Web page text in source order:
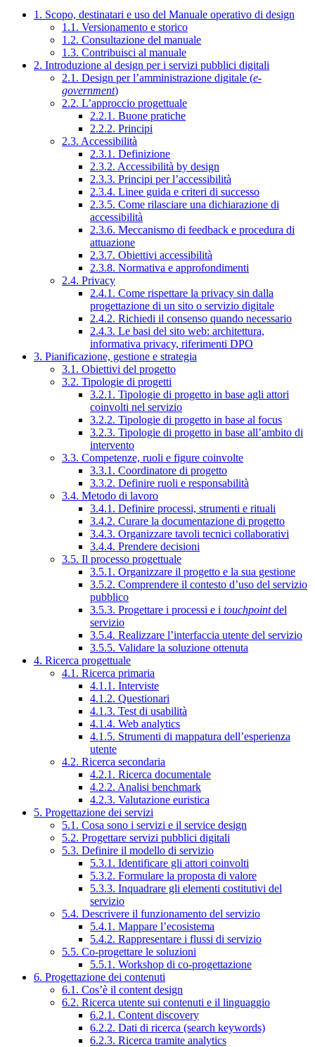
1. Scopo, destinatari e uso del Manuale operativo di design
1.1. Versionamento e storico
1.2. Consultazione del manuale
1.3. Contribuisci al manuale
2. Introduzione al design per i servizi pubblici digitali
2.1. Design per l’amministrazione digitale (e-
government)
2.2. L’approccio progettuale
2.2.1. Buone pratiche
2.2.2. Principi
2.3. Accessibilità
2.3.1. Definizione
2.3.2. Accessibilità by design
2.3.3. Principi per l’accessibilità
2.3.4. Linee guida e criteri di successo
2.3.5. Come rilasciare una dichiarazione di
accessibilità
2.3.6. Meccanismo di feedback e procedura di
attuazione
2.3.7. Obiettivi accessibilità
2.3.8. Normativa e approfondimenti
2.4. Privacy
2.4.1. Come rispettare la privacy sin dalla
progettazione di un sito o servizio digitale
2.4.2. Richiedi il consenso quando necessario
2.4.3. Le basi del sito web: architettura,
informativa privacy, riferimenti DPO
3. Pianificazione, gestione e strategia
3.1. Obiettivi del progetto
3.2. Tipologie di progetti
3.2.1. Tipologie di progetto in base agli attori
coinvolti nel servizio
3.2.2. Tipologie di progetto in base al focus
3.2.3. Tipologie di progetto in base all’ambito di
intervento
3.3. Competenze, ruoli e figure coinvolte
3.3.1. Coordinatore di progetto
3.3.2. Definire ruoli e responsabilità
3.4. Metodo di lavoro
3.4.1. Definire processi, strumenti e rituali
3.4.2. Curare la documentazione di progetto
3.4.3. Organizzare tavoli tecnici collaborativi
3.4.4. Prendere decisioni
3.5. Il processo progettuale
3.5.1. Organizzare il progetto e la sua gestione
3.5.2. Comprendere il contesto d’uso del servizio
pubblico
3.5.3. Progettare i processi e i touchpointdel
servizio
3.5.4. Realizzare l’interfaccia utente del servizio
3.5.5. Validare la soluzione ottenuta
4. Ricerca progettuale
4.1. Ricerca primaria
4.1.1. Interviste
4.1.2. Questionari
4.1.3. Test di usabilità
4.1.4. Web analytics
4.1.5. Strumenti di mappatura dell’esperienza
utente
4.2. Ricerca secondaria
4.2.1. Ricerca documentale
4.2.2. Analisi benchmark
4.2.3. Valutazione euristica
5. Progettazione dei servizi
5.1. Cosa sono i servizi e il service design
5.2. Progettare servizi pubblici digitali
5.3. Definire il modello di servizio
5.3.1. Identificare gli attori coinvolti
5.3.2. Formulare la proposta di valore
5.3.3. Inquadrare gli elementi costitutivi del
servizio
5.4. Descrivere il funzionamento del servizio
5.4.1. Mappare l’ecosistema
5.4.2. Rappresentare i flussi di servizio
5.5. Co-progettare le soluzioni
5.5.1. Workshop di co-progettazione
6. Progettazione dei contenuti
6.1. Cos’è il content design
6.2. Ricerca utente sui contenuti e il linguaggio
6.2.1. Content discovery
6.2.2. Dati di ricerca (search keywords)
6.2.3. Ricerca tramite analytics